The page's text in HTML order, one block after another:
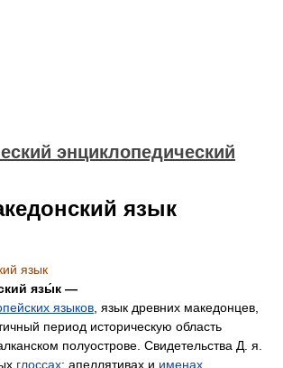
энциклопедический
язык
язык
язы́к —
языков , язык древних македонцев,
период историческую область
полуострове. Свидетельства Д. я.
глоссах: апеллятивах и именах